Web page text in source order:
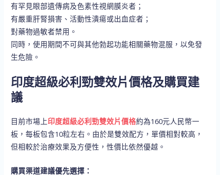
有罕見眼部遺傳病及色素性視網膜炎者；
有嚴重肝腎損害、活動性潰瘍或出血症者；
對藥物過敏者禁用。
同時，使用期間不可與其他勃起功能相關藥物混服，以免發
生危險。
印度超級必利勁雙效片價格及購買建
議
目前市場上印度超級必利勁雙效片價格約為160元人民幣一
板，每板包含10粒左右。由於是雙效配方，單價相對較高，
但相較於治療效果及方便性，性價比依然優越。
購買渠道建議優先選擇：